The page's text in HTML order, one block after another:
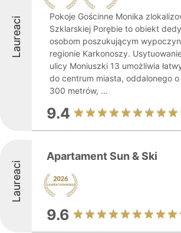
Laureaci
Pokoje Gościnne Monika
Szklarskiej Porębie to obiekt
osobom poszukującym
regionie Karkonoszy.
ulicy Moniuszki 13 umożliwia
do centrum miasta, oddalonego o
300 metrów, ...
9.4
Laureaci
Apartament Sun & Ski
9.6